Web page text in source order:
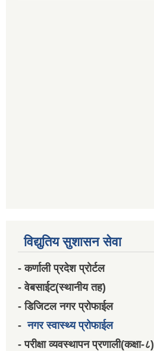
विद्युतिय सुशासन सेवा
- कर्णाली प्रदेश प्रोर्टल
- वेबसाईट(स्थानीय तह)
- डिजिटल नगर प्रोफाईल
-नगर स्वास्थ्य प्रोफाईल
- परीक्षा व्यवस्थापन प्रणाली(कक्षा-८)